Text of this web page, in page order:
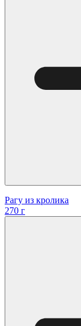
Рагу из кролика
270 г